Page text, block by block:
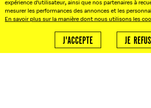
ABONNEZ-VOUS À NOTRE
expérience d'utilisateur, ainsi que nos partenaires à
mesurer les performances des annonces et les
En savoir plus sur la manière dont nous utilisons les
J'ACCEPTE JE